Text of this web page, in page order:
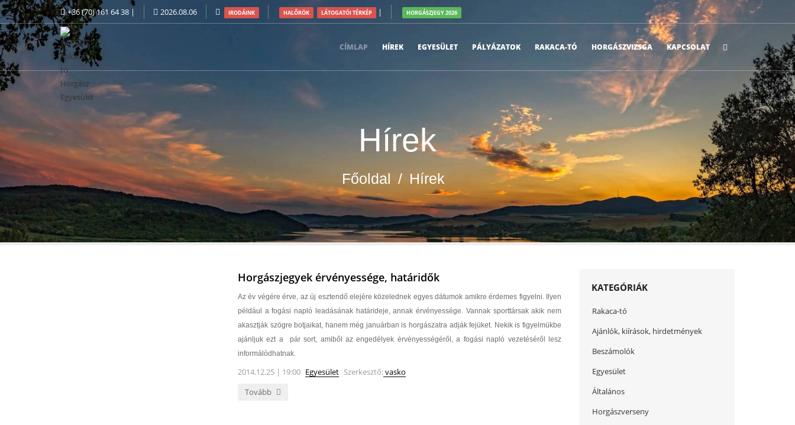
+36 (70) 161 64 38 | 2026.08.06 IRODÁINK HALŐRÖK LÁTOGATÓI TÉRKÉP | HORGÁSZJEGY 2026
CÍMLAP HÍREK EGYESÜLET PÁLYÁZATOK RAKACA-TÓ HORGÁSZVIZSGA KAPCSOLAT
Hírek
Főoldal / Hírek
Horgászjegyek érvényessége, határidők
Az év végére érve, az új esztendő elejére közelednek egyes dátumok amikre érdemes figyelni. Ilyen
például a fogási napló leadásának határideje, annak érvényessége. Vannak sporttársak akik nem
akasztják szögre botjaikat, hanem még januárban is horgászatra adják fejüket. Nekik is figyelmükbe
ajánljuk ezt a pár sort, amiből az engedélyek érvényességéről, a fogási napló vezetéséről lesz
informálódhatnak.
2014.12.25 | 19:00 Egyesület Szerkesztő:vasko
Tovább
KATEGÓRIÁK
Rakaca-tó
Ajánlók, kiírások, hirdetmények
Beszámolók
Egyesület
Általános
Horgászverseny